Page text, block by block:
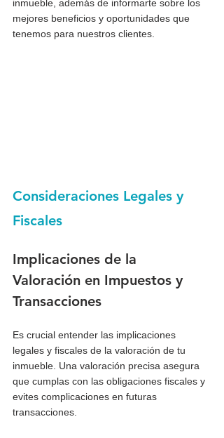
inmueble, además de informarte sobre los
mejores beneficios y oportunidades que
tenemos para nuestros clientes.
Consideraciones Legales y
Fiscales
Implicaciones de la
Valoración en Impuestos y
Transacciones
Es crucial entender las implicaciones
legales y fiscales de la valoración de tu
inmueble. Una valoración precisa asegura
que cumplas con las obligaciones fiscales y
evites complicaciones en futuras
transacciones.